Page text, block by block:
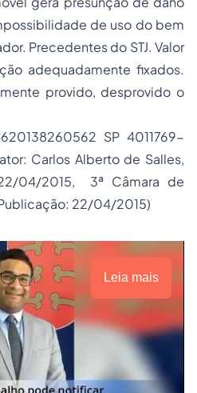
de uso do bem
Precedentes do STJ. Valor
adequadamente fixados.
provido, desprovido o
SP 4011769-
Carlos Alberto de Salles,
04/2015, 3ª Câmara de
22/04/2015)
Leia mais